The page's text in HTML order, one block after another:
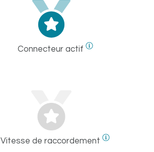
Connecteur actif
Vitesse de raccordement